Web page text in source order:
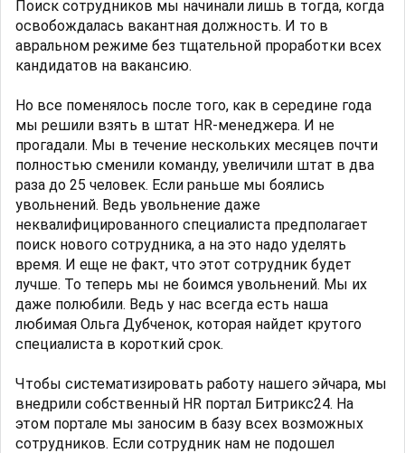
Поиск сотрудников мы начинали лишь в тогда, когда
освобождалась вакантная должность. И то в
авральном режиме без тщательной проработки всех
кандидатов на вакансию.
Но все поменялось после того, как в середине года
мы решили взять в штат HR-менеджера. И не
прогадали. Мы в течение нескольких месяцев почти
полностью сменили команду, увеличили штат в два
раза до 25 человек. Если раньше мы боялись
увольнений. Ведь увольнение даже
неквалифицированного специалиста предполагает
поиск нового сотрудника, а на это надо уделять
время. И еще не факт, что этот сотрудник будет
лучше. То теперь мы не боимся увольнений. Мы их
даже полюбили. Ведь у нас всегда есть наша
любимая Ольга Дубченок, которая найдет крутого
специалиста в короткий срок.
Чтобы систематизировать работу нашего эйчара, мы
внедрили собственный HR портал Битрикс24. На
этом портале мы заносим в базу всех возможных
сотрудников. Если сотрудник нам не подошел